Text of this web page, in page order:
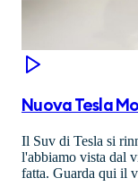
Nuova Tesla
Il Suv di Tesla si
l'abbiamo vista dal
fatta. Guarda qui il